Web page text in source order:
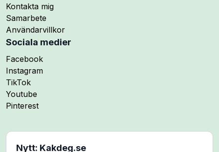
Kontakta mig
Samarbete
Användarvillkor
Sociala medier
Följ mig på
Facebook
Följ mig på
Instagram
Följ mig på
TikTok
Följ mig på
Youtube
Följ mig på
Pinterest
Nytt: Kakdeg.se